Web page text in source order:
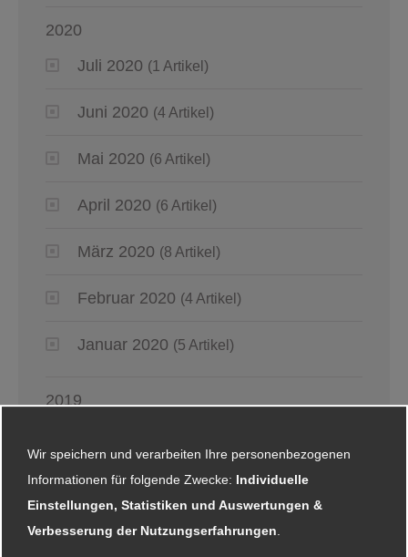
2020
Juli 2020 (1 Artikel)
Juni 2020 (4 Artikel)
Mai 2020 (6 Artikel)
April 2020 (6 Artikel)
März 2020 (8 Artikel)
Februar 2020 (4 Artikel)
Januar 2020 (5 Artikel)
2019
August 2019 (4 Artikel)
Juli 2019 (4 Artikel)
Wir speichern und verarbeiten Ihre personenbezogenen
Informationen für folgende Zwecke: Individuelle
Einstellungen, Statistiken und Auswertungen &
Verbesserung der Nutzungserfahrungen